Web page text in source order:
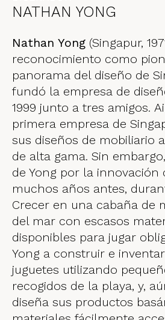
NATHAN YONG
Nathan Yong (Singapur,
reconocimiento como
panorama del diseño de
fundó la empresa de
1999 junto a tres amigos.
primera empresa de
sus diseños de mobiliario
de alta gama. Sin
de Yong por la innovación
muchos años antes,
Crecer en una cabaña de
del mar con escasos
disponibles para jugar
Yong a construir e
juguetes utilizando
recogidos de la playa, y,
diseña sus productos